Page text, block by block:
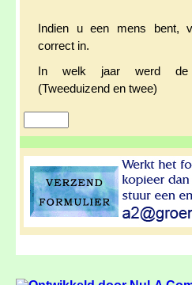
Indien u een mens bent,
correct in.
In welk jaar werd de
(Tweeduizend en twee)